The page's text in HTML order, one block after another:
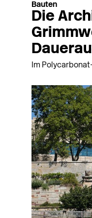
Bauten
Die
Im